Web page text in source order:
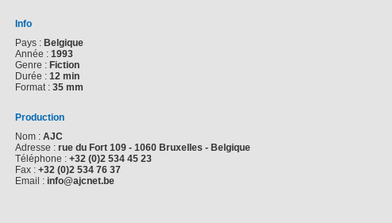
Info
Pays : Belgique
Année : 1993
Genre : Fiction
Durée : 12 min
Format : 35 mm
Production
Nom : AJC
Adresse : rue du Fort 109 - 1060 Bruxelles - Belgique
Téléphone : +32 (0)2 534 45 23
Fax : +32 (0)2 534 76 37
Email : info@ajcnet.be